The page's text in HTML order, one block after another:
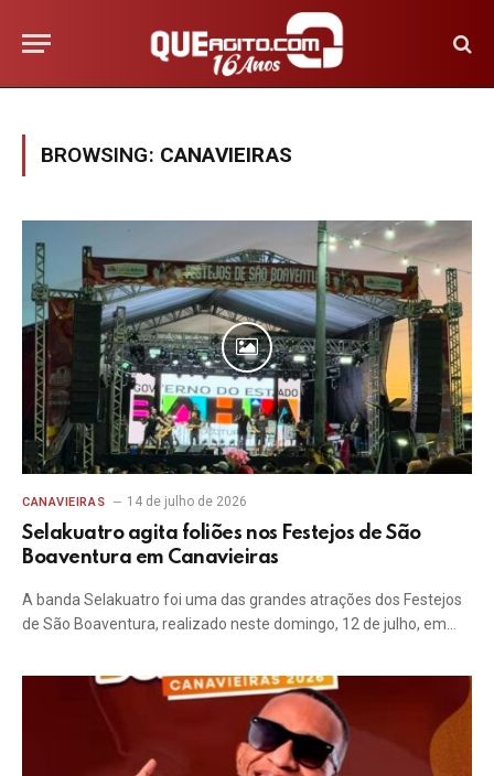
BROWSING: CANAVIEIRAS
CANAVIEIRAS 14 de julho de 2026
Selakuatro agita foliões nos Festejos de São
Boaventura em Canavieiras
A banda Selakuatro foi uma das grandes atrações dos Festejos
de São Boaventura, realizado neste domingo, 12 de julho, em…